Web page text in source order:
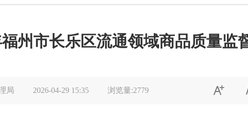
福州市长乐区流通领域商品质量监
局 2026-04-29 15:35 浏览量:2779 